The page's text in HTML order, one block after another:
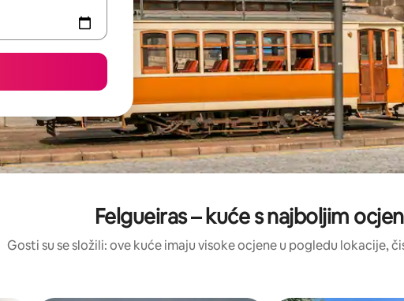
Felgueiras – kuće s najboljim
Gosti su se složili: ove kuće imaju visoke ocjene u pogledu lokacije,